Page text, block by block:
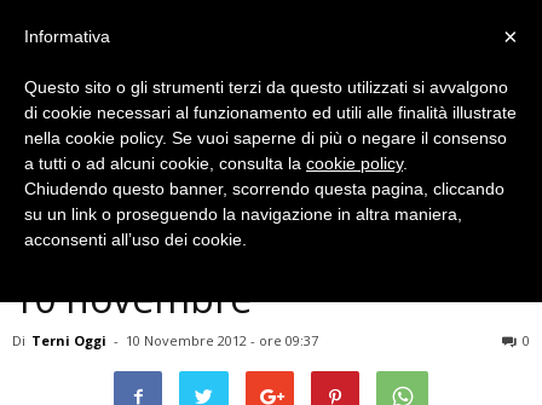
Meteo
Terni, previsioni meteo del
10 novembre
Di Terni Oggi - 10 Novembre 2012 - ore 09:37 0
×
Informativa
Questo sito o gli strumenti terzi da questo utilizzati si avvalgono
di cookie necessari al funzionamento ed utili alle finalità illustrate
nella cookie policy. Se vuoi saperne di più o negare il consenso
a tutti o ad alcuni cookie, consulta la cookie policy.
Chiudendo questo banner, scorrendo questa pagina, cliccando
su un link o proseguendo la navigazione in altra maniera,
acconsenti all’uso dei cookie.